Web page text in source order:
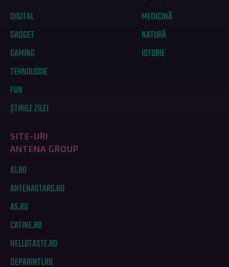
DIGITAL
GADGET
GAMING
TEHNOLOGIE
FUN
ȘTIRILE ZILEI
MEDICINĂ
NATURĂ
ISTORIE
SITE-URI
ANTENA GROUP
A1.RO
ANTENASTARS.RO
AS.RO
CATINE.RO
HELLOTASTE.RO
DEPARINTI.RO